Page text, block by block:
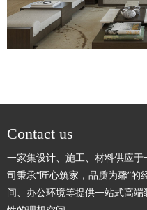
Contact us
一家集设计、施工、材料供应
司秉承“匠心筑家，品质为馨”
间、办公环境等提供一站式高